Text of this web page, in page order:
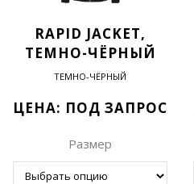
RAPID JACKET,
ТЕМНО-ЧЁРНЫЙ
ТЕМНО-ЧЁРНЫЙ
ЦЕНА: ПОД ЗАПРОС
Размер